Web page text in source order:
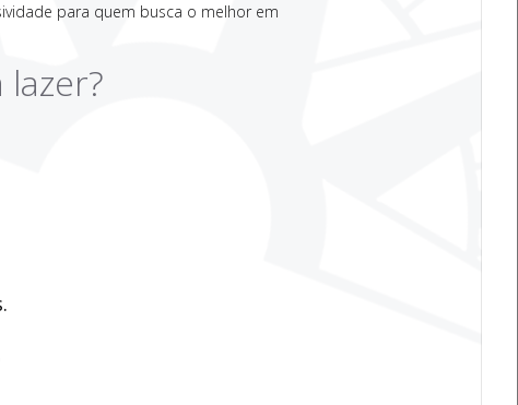
para quem busca o melhor em